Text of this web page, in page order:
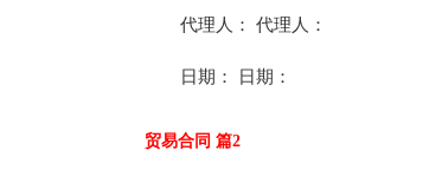
代理人： 代理人：
日期： 日期：
贸易合同 篇2